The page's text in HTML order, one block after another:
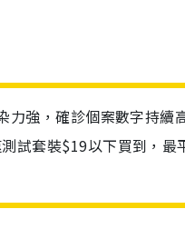
強，確診個案數字持續
試套裝$19以下買到，